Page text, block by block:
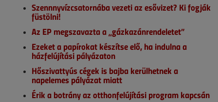
Szennnyvízcsatornába vezeti az esővizet? Ki fogják
füstölni!
Az EP megszavazta a „gázkazánrendeletet”
Ezeket a papírokat készítse elő, ha indulna a
házfelújítási pályázaton
Hőszivattyús cégek is bajba kerülhetnek a
napelemes pályázat miatt
Érik a botrány az otthonfelújítási program kapcsán